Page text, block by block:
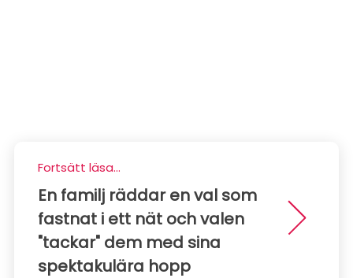
Fortsätt läsa...
En familj räddar en val som
fastnat i ett nät och valen
"tackar" dem med sina
spektakulära hopp